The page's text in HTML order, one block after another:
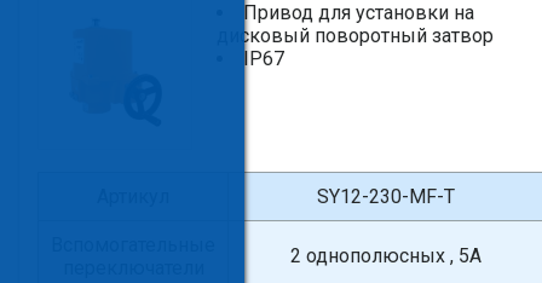
Привод для установки на
дисковый поворотный затвор
IP67
SY12-230-MF-T
2 однополюсных , 5А